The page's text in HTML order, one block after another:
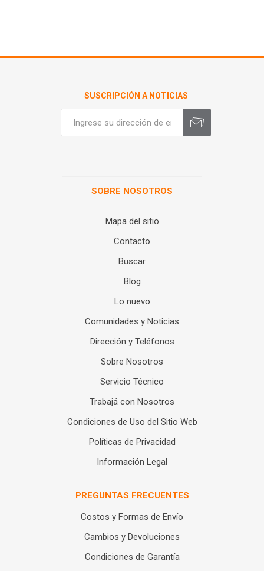
SUSCRIPCIÓN A NOTICIAS
SOBRE NOSOTROS
Mapa del sitio
Contacto
Buscar
Blog
Lo nuevo
Comunidades y Noticias
Dirección y Teléfonos
Sobre Nosotros
Servicio Técnico
Trabajá con Nosotros
Condiciones de Uso del Sitio Web
Políticas de Privacidad
Información Legal
PREGUNTAS FRECUENTES
Costos y Formas de Envío
Cambios y Devoluciones
Condiciones de Garantía